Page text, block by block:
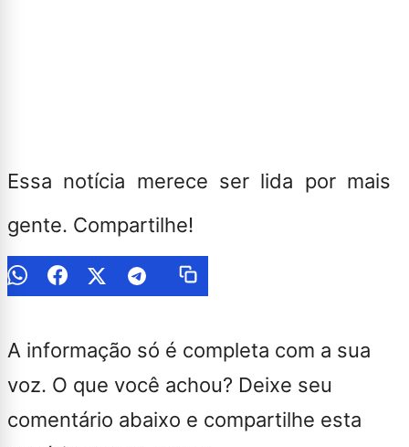
Essa notícia merece ser lida por mais
gente. Compartilhe!
A informação só é completa com a sua
voz. O que você achou? Deixe seu
comentário abaixo e compartilhe esta